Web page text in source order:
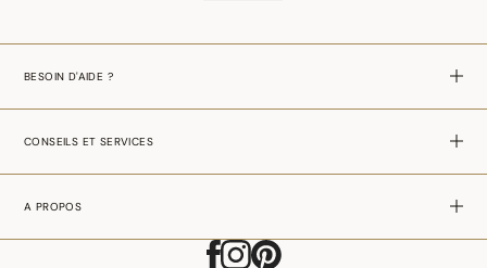
BESOIN D'AIDE ?
CONSEILS ET SERVICES
A PROPOS